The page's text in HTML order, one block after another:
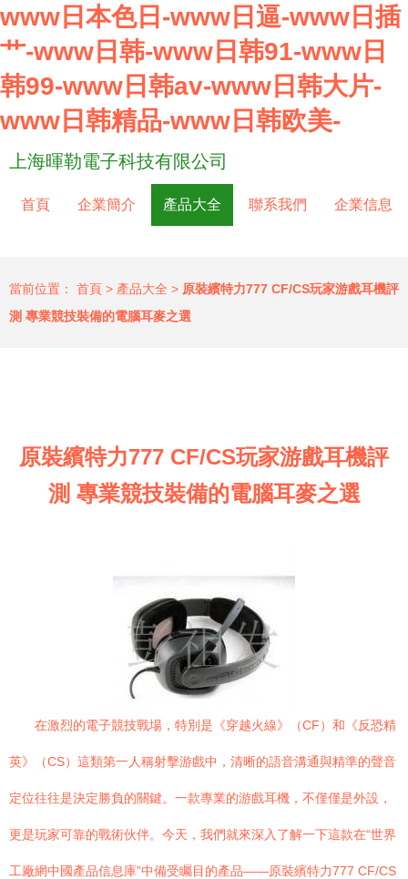
www日本色日-www日逼-www日插
艹-www日韩-www日韩91-www日
韩99-www日韩av-www日韩大片-
www日韩精品-www日韩欧美-
上海暉勒電子科技有限公司
首頁 企業簡介 產品大全 聯系我們 企業信息
當前位置： 首頁 > 產品大全 > 原裝繽特力777 CF/CS玩家游戲耳機評
測 專業競技裝備的電腦耳麥之選
原裝繽特力777 CF/CS玩家游戲耳機評
測 專業競技裝備的電腦耳麥之選
在激烈的電子競技戰場，特別是《穿越火線》（CF）和《反恐精
英》（CS）這類第一人稱射擊游戲中，清晰的語音溝通與精準的聲音
定位往往是決定勝負的關鍵。一款專業的游戲耳機，不僅僅是外設，
更是玩家可靠的戰術伙伴。今天，我們就來深入了解一下這款在“世界
工廠網中國產品信息庫”中備受矚目的產品——原裝繽特力777 CF/CS